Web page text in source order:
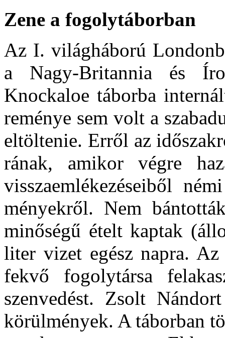
Zene a fogolytáborban
Az I. világháború
a Nagy-Britan­nia és
Knockaloe táborba
reménye sem volt a
eltöltenie. Erről az
rának, amikor végre
visszaemlékezéseiből
ményekről. Nem
minőségű ételt kap­tak
liter vizet egész napra.
fekvő fogoly­társa
szenvedést. Zsolt
körülmé­nyek. A táborban